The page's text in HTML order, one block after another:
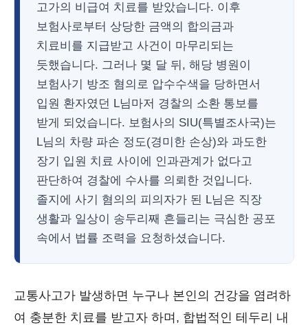
고가의 비급여 치료를 받았습니다. 이후
보험사로부터 상당한 금액의 합의금과
치료비를 지급받고 사건이 마무리되는
듯했습니다. 그러나 몇 달 뒤, 해당 병원이
보험사기 방조 혐의로 압수수색을 당하면서
입원 환자였던 L님마저 경찰의 소환 통보를
받게 되었습니다. 보험사의 SIU(특별조사국)는
L님의 차량 파손 정도(경미한 손상)와 과도한
장기 입원 치료 사이에 인과관계가 없다고
판단하여 경찰에 수사를 의뢰한 것입니다.
졸지에 사기 혐의의 피의자가 된 L님은 직장
생활과 일상이 송두리째 흔들리는 극심한 공포
속에서 법률 조력을 요청하셨습니다.
교통사고가 발생하면 누구나 본인의 건강을 염려하
여 충분한 치료를 받고자 하며, 합법적인 테두리 내